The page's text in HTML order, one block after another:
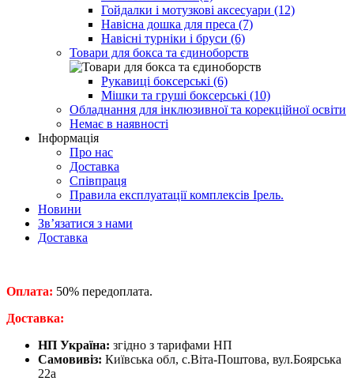
Гойдалки і мотузкові аксесуари (12)
Навісна дошка для преса (7)
Навісні турніки і бруси (6)
Товари для бокса та єдиноборств
Рукавиці боксерські (6)
Мішки та груші боксерські (10)
Обладнання для інклюзивної та корекційної освіти
Немає в наявності
Інформація
Про нас
Доставка
Співпраця
Правила експлуатації комплексів Ірель.
Новини
Зв’язатися з нами
Доставка
Оплата: 50% передоплата.
​Доставка:
НП Україна: згідно з тарифами НП
Самовивіз: Київська обл, с.Віта-Поштова, вул.Боярська
22а